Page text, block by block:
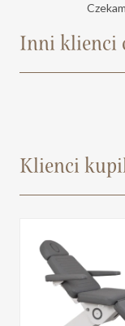
Inni klienci
Klienci